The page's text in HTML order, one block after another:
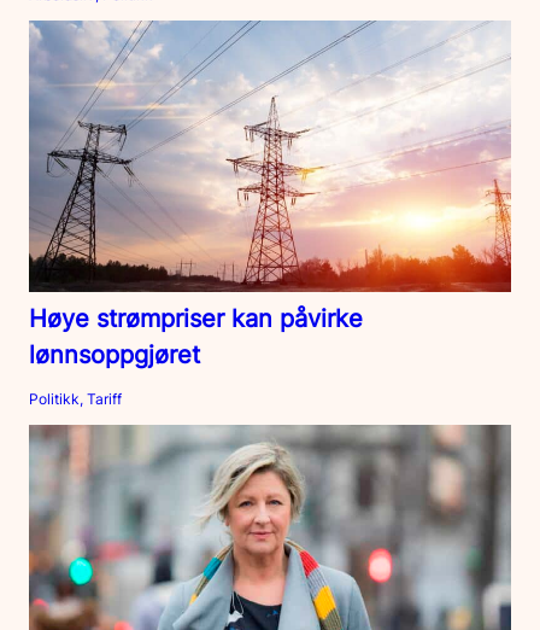
Høye strømpriser kan påvirke
lønnsoppgjøret
Politikk, Tariff